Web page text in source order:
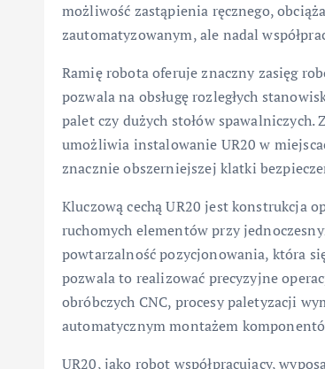
możliwość zastąpienia ręcznego,
zautomatyzowanym, ale nadal
Ramię robota oferuje znaczny zasięg
pozwala na obsługę rozległych
palet czy dużych stołów
umożliwia instalowanie UR20 w
znacznie obszerniejszej klatki
Kluczową cechą UR20 jest konstrukcja
ruchomych elementów przy
powtarzalność pozycjonowania, która
pozwala to realizować precyzyjne
obróbczych CNC, procesy paletyzacji
automatycznym montażem
UR20, jako robot współpracujący,